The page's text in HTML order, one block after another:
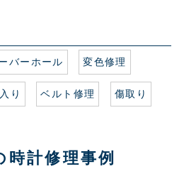
バーホール 変色修理
り ベルト修理 傷取り
時計修理事例